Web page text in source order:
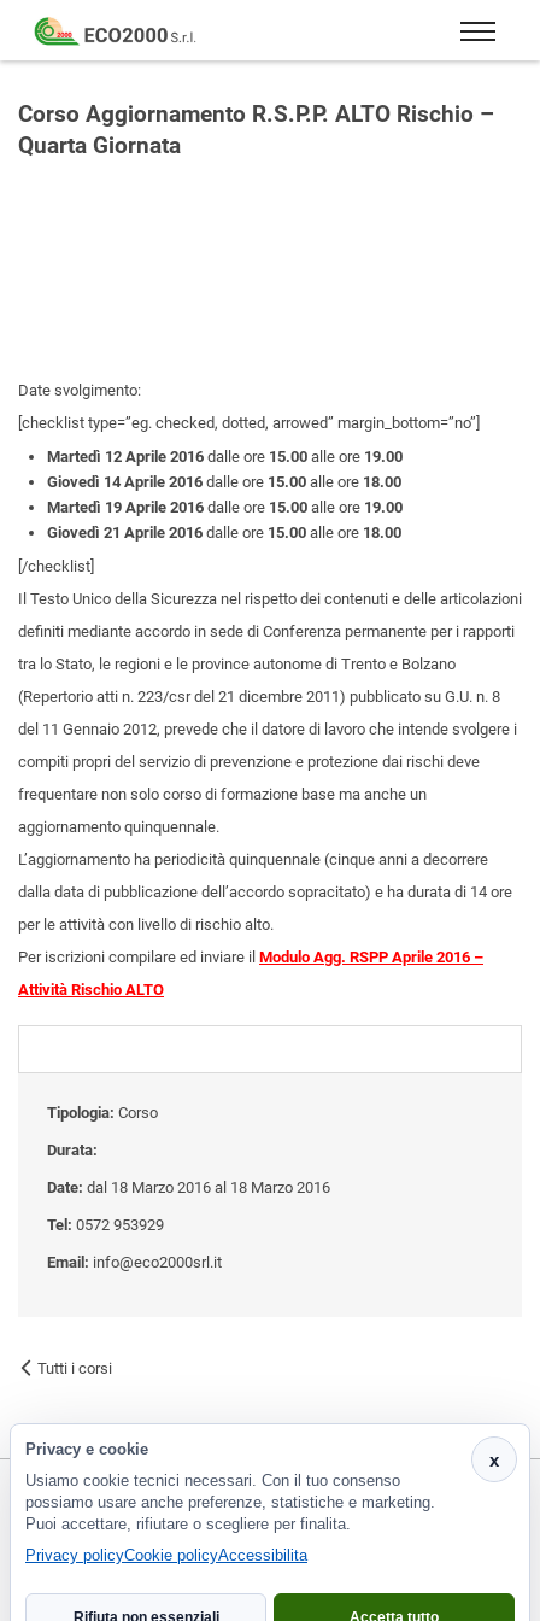
Eco
2000
Formazione
consulenza
per
Corso Aggiornamento R.S.P.P. ALTO Rischio –
Quarta Giornata
Date svolgimento:
[checklist type=”eg. checked, dotted, arrowed” margin_bottom=”no”]
Martedì 12 Aprile 2016 dalle ore 15.00 alle ore 19.00
Giovedì 14 Aprile 2016 dalle ore 15.00 alle ore 18.00
Martedì 19 Aprile 2016 dalle ore 15.00 alle ore 19.00
Giovedì 21 Aprile 2016 dalle ore 15.00 alle ore 18.00
[/checklist]
Il Testo Unico della Sicurezza nel rispetto dei contenuti e delle articolazioni
definiti mediante accordo in sede di Conferenza permanente per i rapporti
tra lo Stato, le regioni e le province autonome di Trento e Bolzano
(Repertorio atti n. 223/csr del 21 dicembre 2011) pubblicato su G.U. n. 8
del 11 Gennaio 2012, prevede che il datore di lavoro che intende svolgere i
compiti propri del servizio di prevenzione e protezione dai rischi deve
frequentare non solo corso di formazione base ma anche un
aggiornamento quinquennale.
L’aggiornamento ha periodicità quinquennale (cinque anni a decorrere
dalla data di pubblicazione dell’accordo sopracitato) e ha durata di 14 ore
per le attività con livello di rischio alto.
Per iscrizioni compilare ed inviare il Modulo Agg. RSPP Aprile 2016 –
Attività Rischio ALTO
Tipologia: Corso
Durata:
Date: dal 18 Marzo 2016 al 18 Marzo 2016
Tel: 0572 953929
Email: info@eco2000srl.it
Tutti i corsi
CF e P.Iva 01266420478 - REA: PT-188663 | Via Risorgimento, 548 - Monsummano Terme (PT) | 0572
953929
x
Privacy e cookie
Usiamo cookie tecnici necessari. Con il tuo consenso
possiamo usare anche preferenze, statistiche e marketing.
Puoi accettare, rifiutare o scegliere per finalita.
Privacy policyCookie policyAccessibilita
Rifiuta non essenziali Accetta tutto